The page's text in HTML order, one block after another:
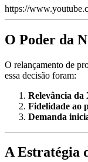
https://
O Poder da
O relançamento de
essa decisão foram:
Relevância da
Fidelidade ao
Demanda
A Estratégia